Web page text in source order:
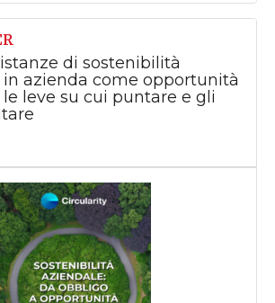
di sostenibilità
azienda come opportunità
le leve su cui puntare e gli